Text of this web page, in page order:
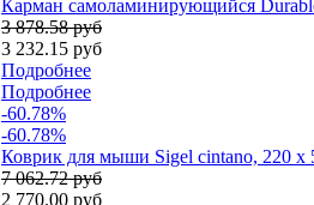
Карман самоламинирующийся
3 878.58 руб
3 232.15 руб
Подробнее
Подробнее
-60.78%
-60.78%
Коврик для мыши Sigel cintano, 220 x
7 062.72 руб
2 770.00 руб